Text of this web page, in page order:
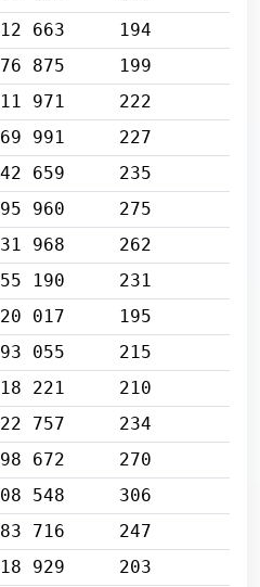
663
194
875
199
971
222
991
227
659
235
960
275
968
262
190
231
017
195
055
215
221
210
757
234
672
270
548
306
716
247
929
203